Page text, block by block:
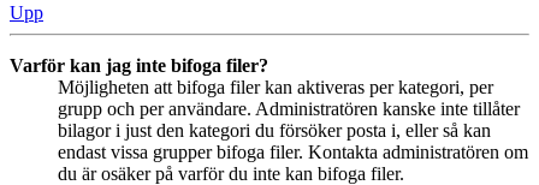
Upp
Varför kan jag inte bifoga filer?
Möjligheten att bifoga filer kan aktiveras per kategori, per
grupp och per användare. Administratören kanske inte tillåter
bilagor i just den kategori du försöker posta i, eller så kan
endast vissa grupper bifoga filer. Kontakta administratören om
du är osäker på varför du inte kan bifoga filer.